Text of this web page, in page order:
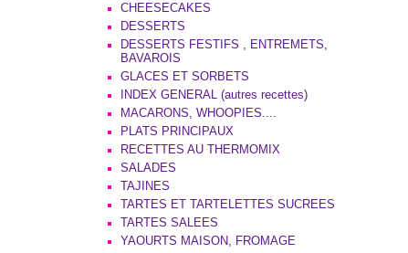
CHEESECAKES
DESSERTS
DESSERTS FESTIFS , ENTREMETS,
BAVAROIS
GLACES ET SORBETS
INDEX GENERAL (autres recettes)
MACARONS, WHOOPIES....
PLATS PRINCIPAUX
RECETTES AU THERMOMIX
SALADES
TAJINES
TARTES ET TARTELETTES SUCREES
TARTES SALEES
YAOURTS MAISON, FROMAGE